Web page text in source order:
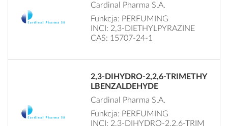
Cardinal Pharma S.A.
Funkcja: PERFUMING
INCI: 2,3-DIETHYLPYRAZINE
CAS: 15707-24-1
2,3-DIHYDRO-2,2,6-TRIMETHY
LBENZALDEHYDE
Cardinal Pharma S.A.
Funkcja: PERFUMING
INCI: 2,3-DIHYDRO-2,2,6-TRIM